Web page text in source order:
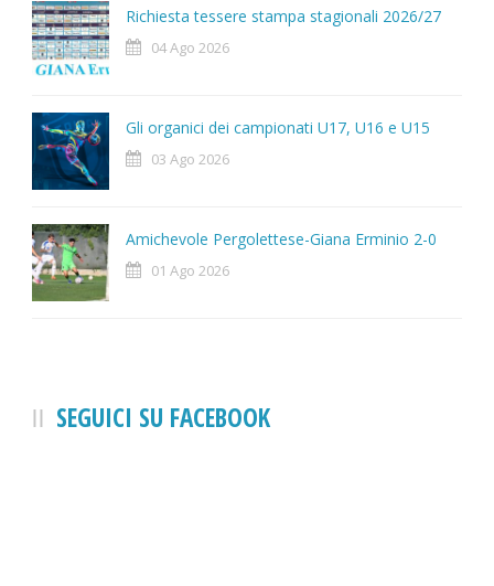
Richiesta tessere stampa stagionali 2026/27
04 Ago 2026
Gli organici dei campionati U17, U16 e U15
03 Ago 2026
Amichevole Pergolettese-Giana Erminio 2-0
01 Ago 2026
SEGUICI SU FACEBOOK